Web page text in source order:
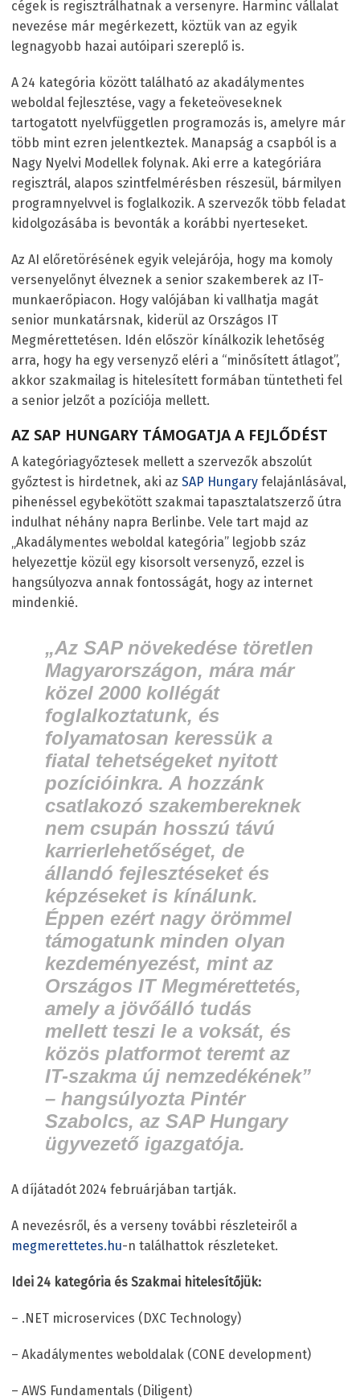
cégek is regisztrálhatnak a versenyre. Harminc vállalat
nevezése már megérkezett, köztük van az egyik
legnagyobb hazai autóipari szereplő is.
A 24 kategória között található az akadálymentes
weboldal fejlesztése, vagy a feketeöveseknek
tartogatott nyelvfüggetlen programozás is, amelyre már
több mint ezren jelentkeztek. Manapság a csapból is a
Nagy Nyelvi Modellek folynak. Aki erre a kategóriára
regisztrál, alapos szintfelmérésben részesül, bármilyen
programnyelvvel is foglalkozik. A szervezők több feladat
kidolgozásába is bevonták a korábbi nyerteseket.
Az AI előretörésének egyik velejárója, hogy ma komoly
versenyelőnyt élveznek a senior szakemberek az IT-
munkaerőpiacon. Hogy valójában ki vallhatja magát
senior munkatársnak, kiderül az Országos IT
Megmérettetésen. Idén először kínálkozik lehetőség
arra, hogy ha egy versenyző eléri a “minősített átlagot”,
akkor szakmailag is hitelesített formában tüntetheti fel
a senior jelzőt a pozíciója mellett.
AZ SAP HUNGARY TÁMOGATJA A FEJLŐDÉST
A kategóriagyőztesek mellett a szervezők abszolút
győztest is hirdetnek, aki az SAP Hungary felajánlásával,
pihenéssel egybekötött szakmai tapasztalatszerző útra
indulhat néhány napra Berlinbe. Vele tart majd az
„Akadálymentes weboldal kategória” legjobb száz
helyezettje közül egy kisorsolt versenyző, ezzel is
hangsúlyozva annak fontosságát, hogy az internet
mindenkié.
„Az SAP növekedése töretlen
Magyarországon, mára már
közel 2000 kollégát
foglalkoztatunk, és
folyamatosan keressük a
fiatal tehetségeket nyitott
pozícióinkra. A hozzánk
csatlakozó szakembereknek
nem csupán hosszú távú
karrierlehetőséget, de
állandó fejlesztéseket és
képzéseket is kínálunk.
Éppen ezért nagy örömmel
támogatunk minden olyan
kezdeményezést, mint az
Országos IT Megmérettetés,
amely a jövőálló tudás
mellett teszi le a voksát, és
közös platformot teremt az
IT-szakma új nemzedékének”
– hangsúlyozta Pintér
Szabolcs, az SAP Hungary
ügyvezető igazgatója.
A díjátadót 2024 februárjában tartják.
A nevezésről, és a verseny további részleteiről a
megmerettetes.hu-n találhattok részleteket.
Idei 24 kategória és Szakmai hitelesítőjük:
– .NET microservices (DXC Technology)
– Akadálymentes weboldalak (CONE development)
– AWS Fundamentals (Diligent)